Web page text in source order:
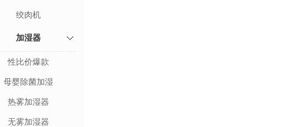
绞肉机
加湿器
性比价爆款
母婴除菌加湿
热雾加湿器
无雾加湿器